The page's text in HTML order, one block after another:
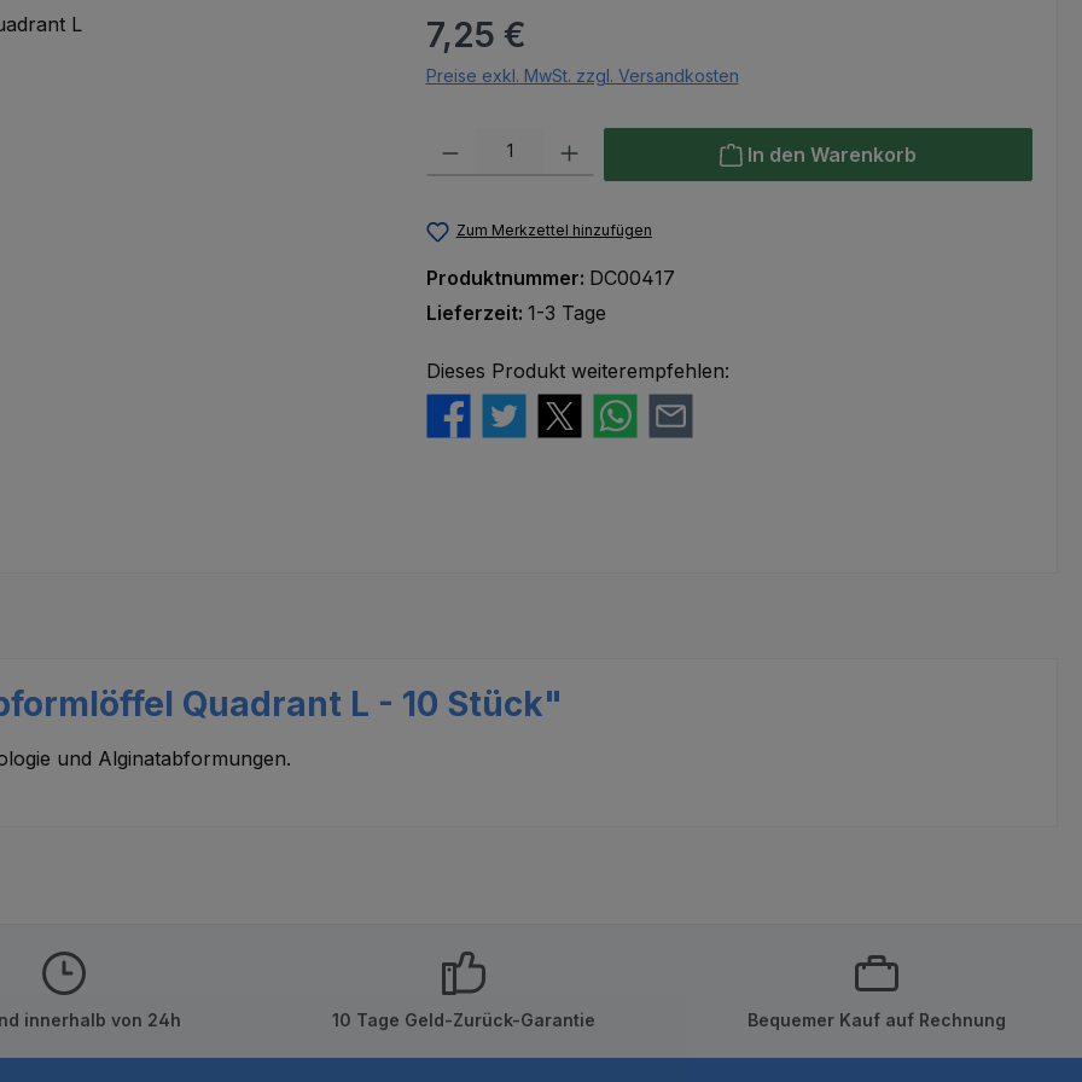
Regulärer Preis:
7,25 €
Preise exkl. MwSt. zzgl. Versandkosten
Produkt Anzahl: Gib den gewünschten Wert ein oder benutze die Schaltflächen
In den Warenkorb
Zum Merkzettel hinzufügen
Produktnummer: DC00417
Lieferzeit: 1-3 Tage
Dieses Produkt weiterempfehlen:
Quadrant L - 10 Stück"
und Alginatabformungen.
innerhalb von 24h 10 Tage Geld-Zurück-Garantie Bequemer Kauf auf Rechnung